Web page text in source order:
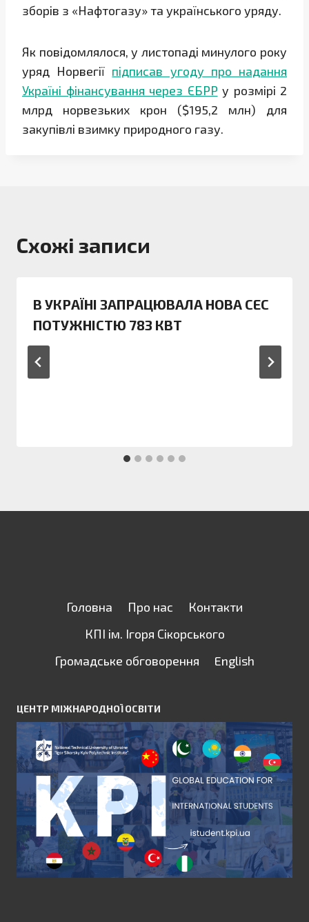
зборів з «Нафтогазу» та українського уряду.
Як повідомлялося, у листопаді минулого року
уряд Норвегії підписав угоду про надання
Україні фінансування через ЄБРР у розмірі 2
млрд норвезьких крон ($195,2 млн) для
закупівлі взимку природного газу.
Схожі записи
В УКРАЇНІ ЗАПРАЦЮВАЛА НОВА СЕС
ПОТУЖНІСТЮ 783 КВТ
Головна Про нас
Контакти
КПІ ім. Ігоря Сікорського
Громадське обговорення
English
ЦЕНТР МІЖНАРОДНОЇ ОСВІТИ